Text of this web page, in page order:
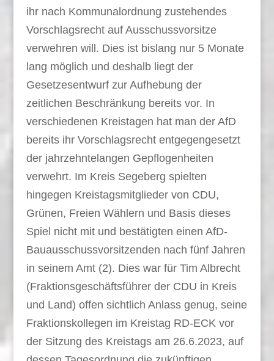
ihr nach Kommunalordnung zustehendes
Vorschlagsrecht auf Ausschussvorsitze
verwehren will. Dies ist bislang nur 5 Monate
lang möglich und deshalb liegt der
Gesetzesentwurf zur Aufhebung der
zeitlichen Beschränkung bereits vor. In
verschiedenen Kreistagen hat man der AfD
bereits ihr Vorschlagsrecht entgegengesetzt
der jahrzehntelangen Gepflogenheiten
verwehrt. Im Kreis Segeberg spielten
hingegen Kreistagsmitglieder von CDU,
Grünen, Freien Wählern und Basis dieses
Spiel nicht mit und bestätigten einen AfD-
Bauausschussvorsitzenden nach fünf Jahren
in seinem Amt (2). Dies war für Tim Albrecht
(Fraktionsgeschäftsführer der CDU in Kreis
und Land) offen sichtlich Anlass genug, seine
Fraktionskollegen im Kreistag RD-ECK vor
der Sitzung des Kreistags am 26.6.2023, auf